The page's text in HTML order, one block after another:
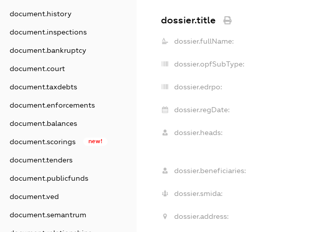
document.history
document.inspections
document.bankruptcy
document.court
document.taxdebts
document.enforcements
document.balances
document.scorings new!
document.tenders
document.publicfunds
document.ved
document.semantrum
dossier.title
dossier.fullName:
dossier.opfSubType:
dossier.edrpo:
dossier.regDate:
dossier.heads:
dossier.beneficiaries:
dossier.smida:
dossier.address: